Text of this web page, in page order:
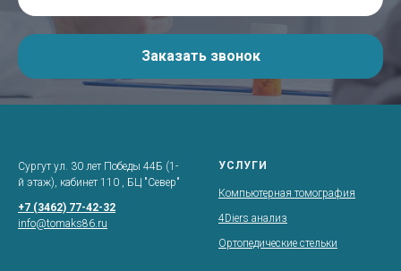
Заказать звонок
Сургут ул. 30 лет Победы 44Б (1-
й этаж), кабинет 110 , БЦ "Север"
+7 (3462) 77-42-32
info@tomaks86.ru
УСЛУГИ
Компьютерная томография
4Diers анализ
Ортопедические стельки